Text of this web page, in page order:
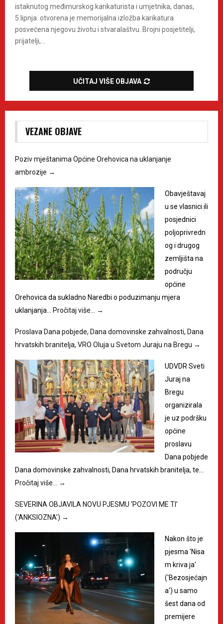
istaknutog međimurskog karikaturista i umjetnika, danas,
5.lipnja otvorena je memorijalna izložba karikatura
posvećena njegovu životu i stvaralaštvu. Brojni posjetitelji,
prijatelji,...
UČITAJ VIŠE OBJAVA
VEZANE OBJAVE
Poziv mještanima Općine Orehovica na uklanjanje
ambrozije →
Obavještavaj
u se vlasnici ili
posjednici
poljoprivredn
og i drugog
zemljišta na
području
općine
Orehovica da sukladno Naredbi o poduzimanju mjera
uklanjanja… Pročitaj više… →
Proslava Dana pobjede, Dana domovinske zahvalnosti, Dana
hrvatskih branitelja, VRO Oluja u Svetom Juraju na Bregu →
UDVDR Sveti
Juraj na
Bregu
organizirala
je uz podršku
općine
proslavu
Dana pobjede
Dana domovinske zahvalnosti, Dana hrvatskih branitelja, te…
Pročitaj više…
→
SEVERINA OBJAVILA NOVU PJESMU ‘POZOVI ME TI’
(‘ANKSIOZNA’) →
Nakon što je
pjesma 'Nisa
m kriva ja'
('Bezosjećajn
a') u samo
šest dana od
premijere